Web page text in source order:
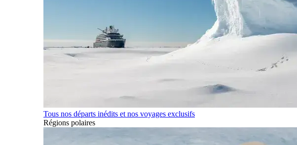
Tous nos départs inédits et nos voyages exclusifs
Régions polaires